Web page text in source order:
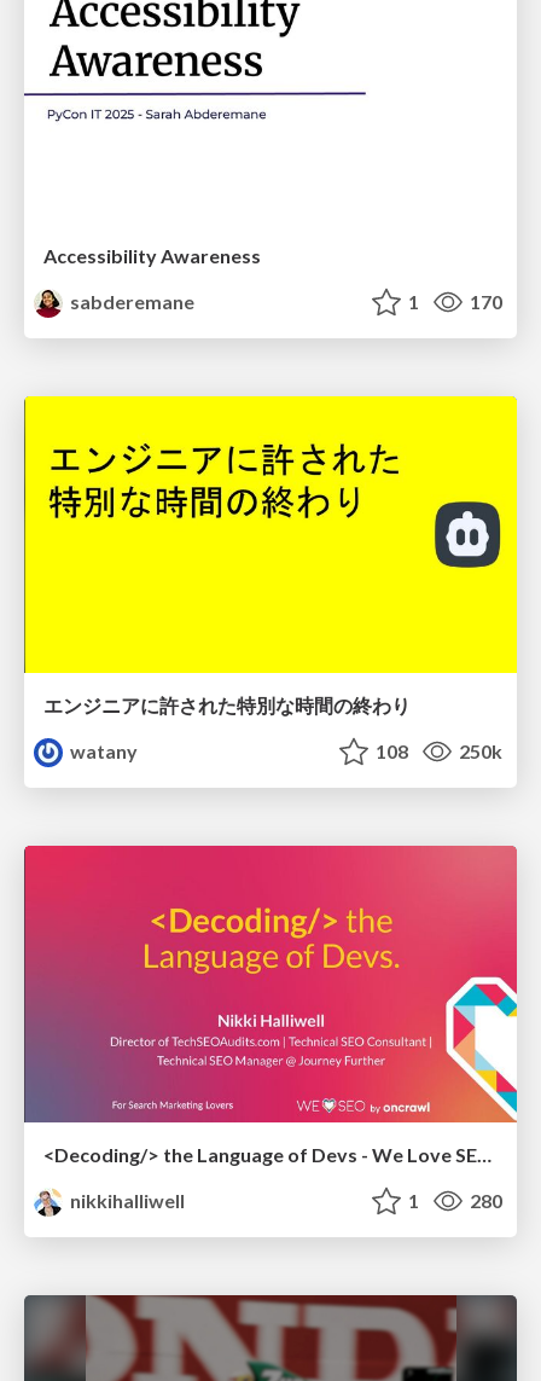
Accessibility Awareness
sabderemane
1 170
エンジニアに許された特別な時間の終わり
watany
108 250k
<Decoding/> the Language of Devs - We Love SEO 2024
nikkihalliwell
1 280